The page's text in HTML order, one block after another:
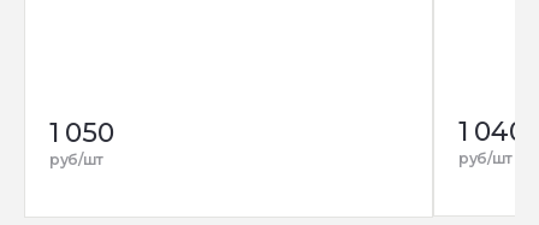
1 050
руб/шт
1 040
руб/шт